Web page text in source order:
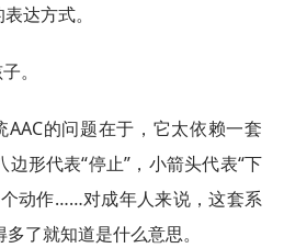
达方式。
。
的问题在于，它太依赖一套
形代表“停止”，小箭头代表“下
动作……对成年人来说，这套系
了就知道是什么意思。